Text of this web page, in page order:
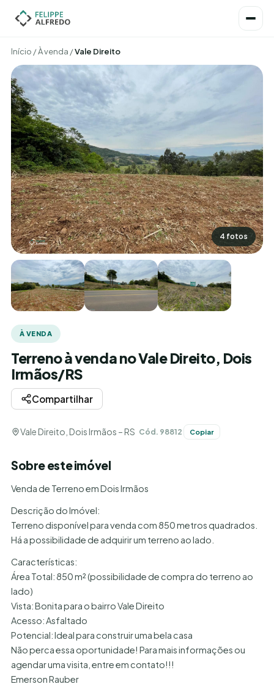
Início /À venda /Vale Direito
4 fotos
À VENDA
Terreno à venda no Vale Direito, Dois
Irmãos/RS
Compartilhar
Vale Direito, Dois Irmãos – RS Cód. 98812 Copiar
Sobre este imóvel
Venda de Terreno em Dois Irmãos
Descrição do Imóvel:
Terreno disponível para venda com 850 metros quadrados.
Há a possibilidade de adquirir um terreno ao lado.
Características:
Área Total: 850 m² (possibilidade de compra do terreno ao
lado)
Vista: Bonita para o bairro Vale Direito
Acesso: Asfaltado
Potencial: Ideal para construir uma bela casa
Não perca essa oportunidade! Para mais informações ou
agendar uma visita, entre em contato!!!
Emerson Rauber